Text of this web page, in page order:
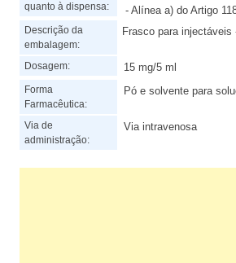
quanto à dispensa:
- Alínea a) do Artigo
Descrição da
embalagem:
Frasco para injectáveis
Dosagem: 15 mg/5 ml
Forma
Farmacêutica:
Pó e solvente para
Via de
administração:
Via intravenosa